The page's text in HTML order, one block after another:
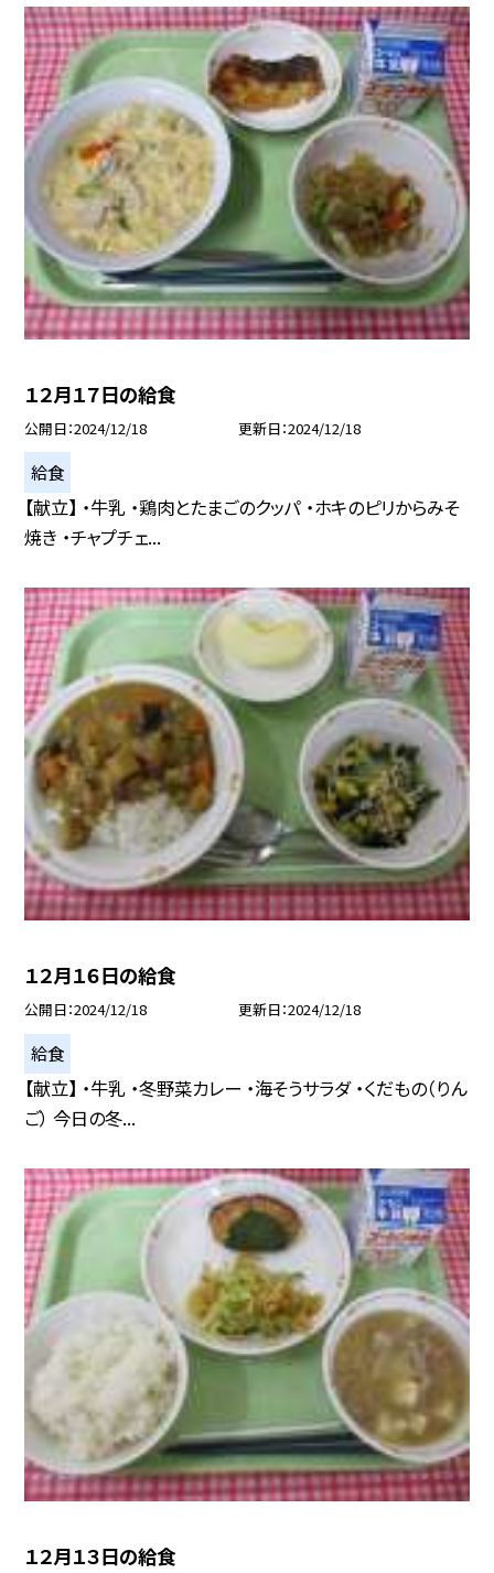
１２月１７日の給食
公開日 2024/12/18 更新日 2024/12/18
給食
【献立】 ・牛乳 ・鶏肉とたまごのクッパ ・ホキのピリからみそ
焼き ・チャプチェ...
１２月１６日の給食
公開日 2024/12/18 更新日 2024/12/18
給食
【献立】 ・牛乳 ・冬野菜カレー ・海そうサラダ ・くだもの（りん
ご） 今日の冬...
１２月１３日の給食